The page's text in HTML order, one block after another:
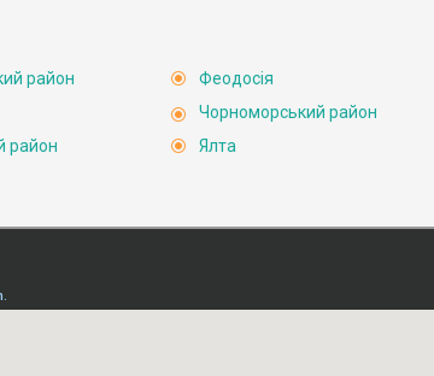
район
район
Феодосія
Чорноморський район
Ялта